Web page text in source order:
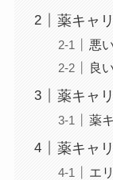
薬キャ
悪
良
薬キャ
薬
薬キャ
エ